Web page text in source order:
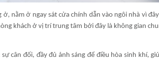
nằm ở ngay sát cửa chính dẫn vào ngôi nhà vì
khách ở vị trí trung tâm bởi đây là không gian
cân đối, đầy đủ ảnh sáng để điều hòa sinh khí,